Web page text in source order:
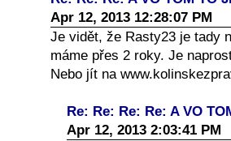
Apr 12, 2013 12:28:07 PM
Je vidět, že Rasty23 je tady
máme přes 2 roky. Je
Nebo jít na
Re: Re: Re: Re: A VO
Apr 12, 2013 2:03:41 PM